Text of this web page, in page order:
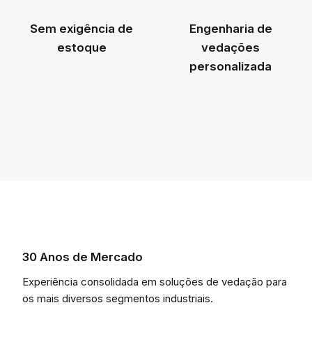
Sem exigência de
estoque
Engenharia de
vedações
personalizada
30 Anos de Mercado
Experiência consolidada em soluções de vedação para
os mais diversos segmentos industriais.